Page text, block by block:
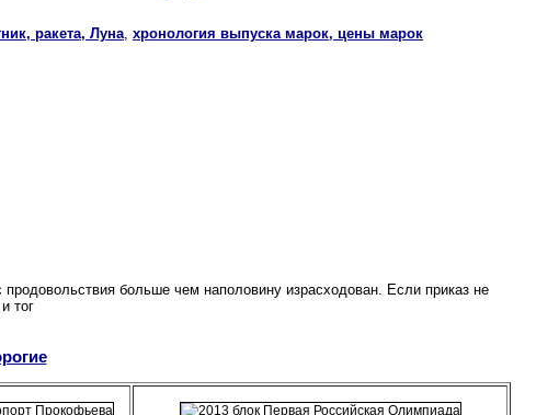
ракета, Луна хронология выпуска марок, цены марок
больше чем наполовину израсходован. Если приказ не
тог